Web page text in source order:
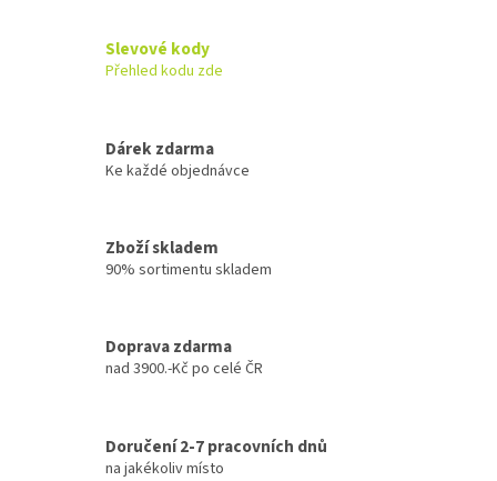
Slevové kody
Přehled kodu zde
Dárek zdarma
Ke každé objednávce
Zboží skladem
90% sortimentu skladem
Doprava zdarma
nad 3900.-Kč po celé ČR
Doručení 2-7 pracovních dnů
na jakékoliv místo